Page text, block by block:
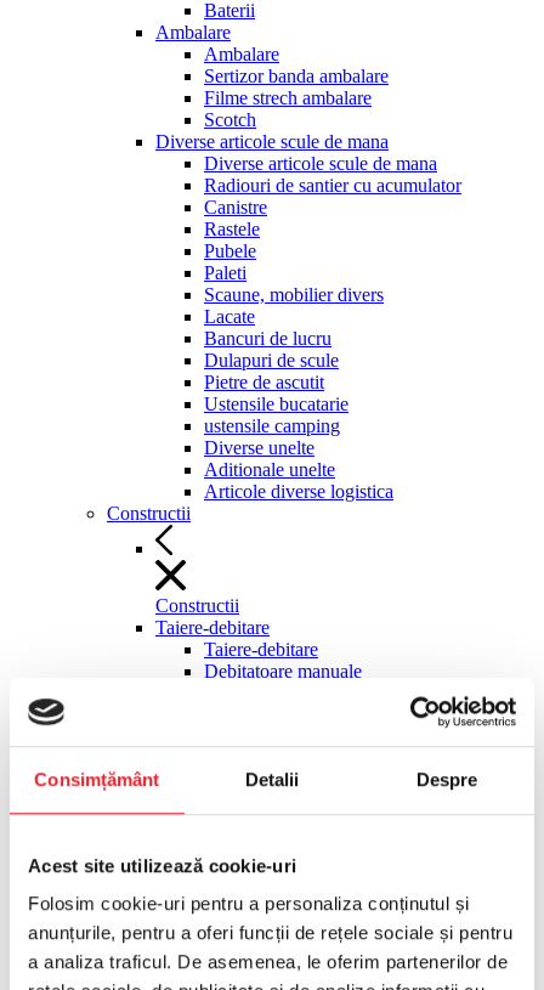
Consimțământ Detalii Despre
Acest site utilizează cookie-uri
Folosim cookie-uri pentru a personaliza conținutul și
anunțurile, pentru a oferi funcții de rețele sociale și pentru
a analiza traficul. De asemenea, le oferim partenerilor de
Baterii
Ambalare
Ambalare
Sertizor banda ambalare
Filme strech ambalare
Scotch
Diverse articole scule de mana
Diverse articole scule de mana
Radiouri de santier cu acumulator
Canistre
Rastele
Pubele
Paleti
Scaune, mobilier divers
Lacate
Bancuri de lucru
Dulapuri de scule
Pietre de ascutit
Ustensile bucatarie
ustensile camping
Diverse unelte
Aditionale unelte
Articole diverse logistica
Constructii
Constructii
Taiere-debitare
Taiere-debitare
Debitatoare manuale
Fierastraie materiale de constructii
Ghilotine pavele
Moto-compresoare, surse hidraulice
Motocompresoare tractabile
Compactoare
Compactoare
Maiuri compactoare